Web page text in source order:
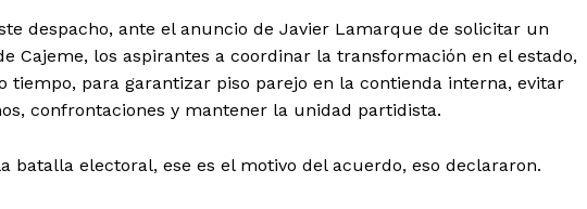
despacho, ante el anuncio de Javier Lamarque de solicitar un
Cajeme, los aspirantes a coordinar la transformación en el estado,
tiempo, para garantizar piso parejo en la contienda interna, evitar
confrontaciones y mantener la unidad partidista.
batalla electoral, ese es el motivo del acuerdo, eso declararon.